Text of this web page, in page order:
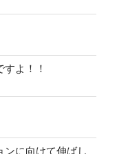
よ！！
ンに向けて伸ばし